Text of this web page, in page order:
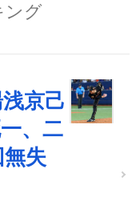
ング
京己
、二
失